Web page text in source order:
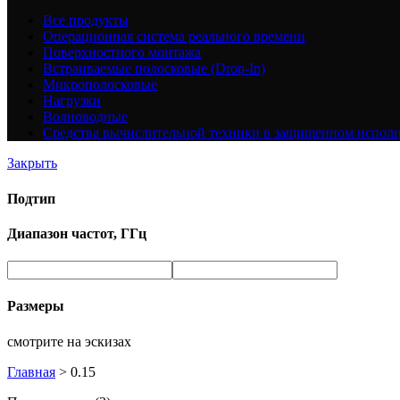
Все продукты
Операционная система реального времени
Поверхностного монтажа
Встраиваемые полосковые (Drop-In)
Микрополосковые
Нагрузки
Волноводные
Средства вычислительной техники в защищенном
Закрыть
Подтип
Диапазон частот, ГГц
Размеры
смотрите на эскизах
Главная > 0.15